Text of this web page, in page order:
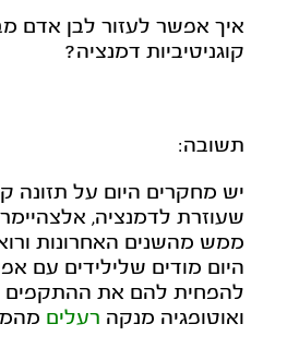
איך אפשר לעזור לבן אדם
קוגניטיביות דמנציה?
תשובה:
יש מחקרים היום על תזונה
שעוזרת לדמנציה, אלצהיימר
ממש מהשנים האחרונות
היום מודים שלילידים עם
להפחית להם את ההתקפים
ואוטופגיה מנקה רעלים